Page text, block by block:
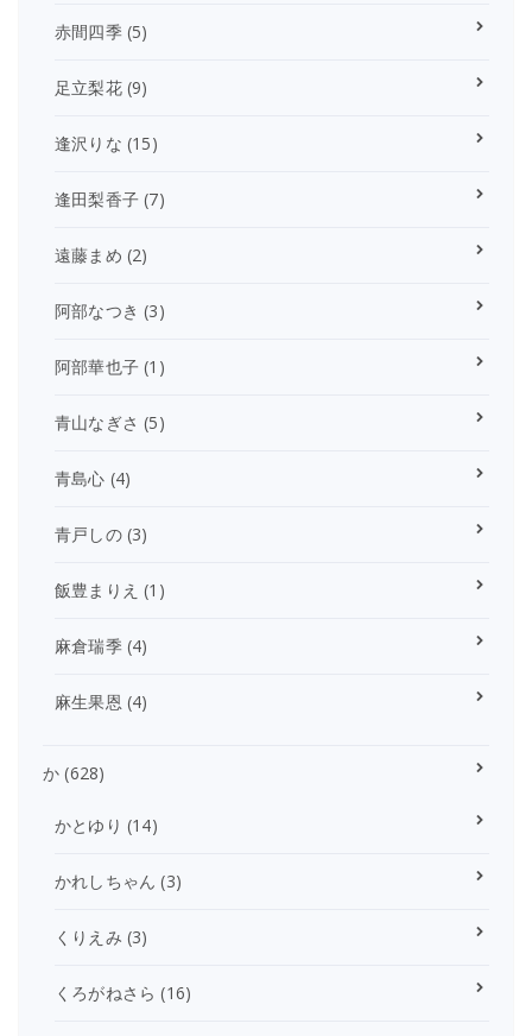
赤間四季(5)
足立梨花(9)
逢沢りな (15)
逢田梨香子 (7)
遠藤まめ (2)
阿部なつき (3)
阿部華也子 (1)
青山なぎさ (5)
青島心 (4)
青戸しの(3)
飯豊まりえ (1)
麻倉瑞季(4)
麻生果恩 (4)
か (628)
かとゆり (14)
かれしちゃん (3)
くりえみ (3)
くろがねさら (16)